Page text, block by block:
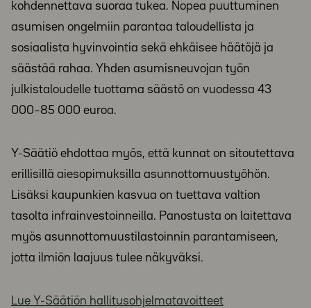
kohdennettava suoraa tukea. Nopea puuttuminen
asumisen ongelmiin parantaa taloudellista ja
sosiaalista hyvinvointia sekä ehkäisee häätöjä ja
säästää rahaa. Yhden asumisneuvojan työn
julkistaloudelle tuottama säästö on vuodessa 43
000–85 000 euroa.
Y-Säätiö ehdottaa myös, että kunnat on sitoutettava
erillisillä aiesopimuksilla asunnottomuustyöhön.
Lisäksi kaupunkien kasvua on tuettava valtion
tasolta infrainvestoinneilla. Panostusta on laitettava
myös asunnottomuustilastoinnin parantamiseen,
jotta ilmiön laajuus tulee näkyväksi.
Lue Y-Säätiön hallitusohjelmatavoitteet